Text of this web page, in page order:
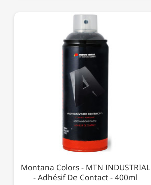
Montana Colors - MTN INDUSTRIAL
- Adhésif De Contact - 400ml